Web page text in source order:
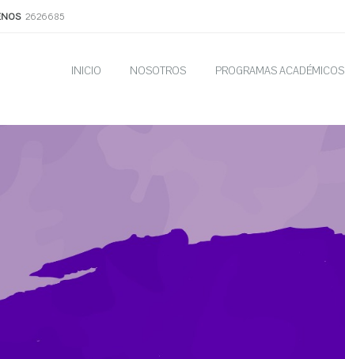
2626685
INICIO NOSOTROS PROGRAMAS ACADÉMICOS